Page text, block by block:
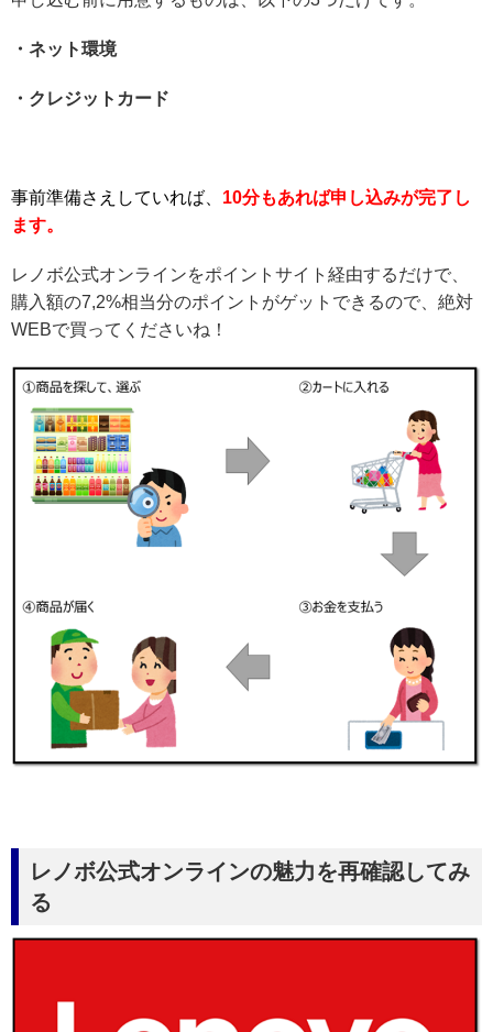
・ネット環境
・クレジットカード
事前準備さえしていれば、 10分もあれば申し込みが完了し
ます。
レノボ公式オンラインをポイントサイト経由するだけで、
購入額の7,2%相当分のポイントがゲットできるので、絶対
WEBで買ってくださいね！
レノボ公式オンラインの魅力を再確認してみ
る